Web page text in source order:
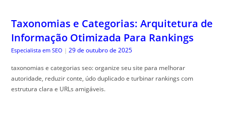
Taxonomias e Categorias: Arquitetura de
Informação Otimizada Para Rankings
Especialista em SEO | 29 de outubro de 2025
taxonomias e categorias seo: organize seu site para melhorar
autoridade, reduzir conte, údo duplicado e turbinar rankings com
estrutura clara e URLs amigáveis.